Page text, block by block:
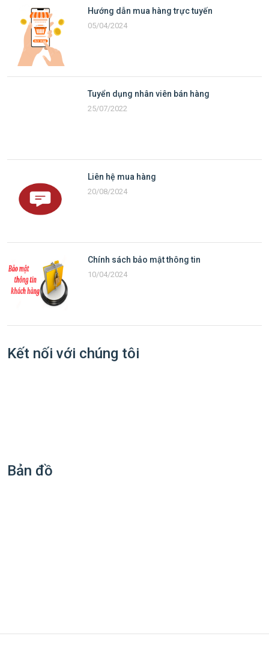
Hướng dẫn mua hàng trực tuyến
05/04/2024
Tuyển dụng nhân viên bán hàng
25/07/2022
Liên hệ mua hàng
20/08/2024
Chính sách bảo mật thông tin
10/04/2024
Kết nối với chúng tôi
Bản đồ